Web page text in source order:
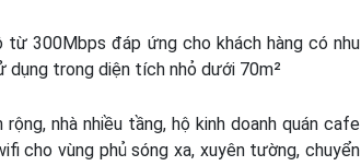
300Mbps đáp ứng cho khách hàng có nhu
dụng trong diện tích nhỏ dưới 70m²
nhà nhiều tầng, hộ kinh doanh quán cafe
cho vùng phủ sóng xa, xuyên tường, chuyển